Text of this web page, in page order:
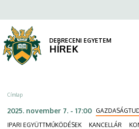
ESG
a
jövő
kulcsa
a
tartalomra
DEBRECENI EGYETEM
HÍREK
Morzsa
Címlap
2025. november 7. - 17:00
IPARI EGYÜTTMŰKÖDÉSEK
KANCELLÁR